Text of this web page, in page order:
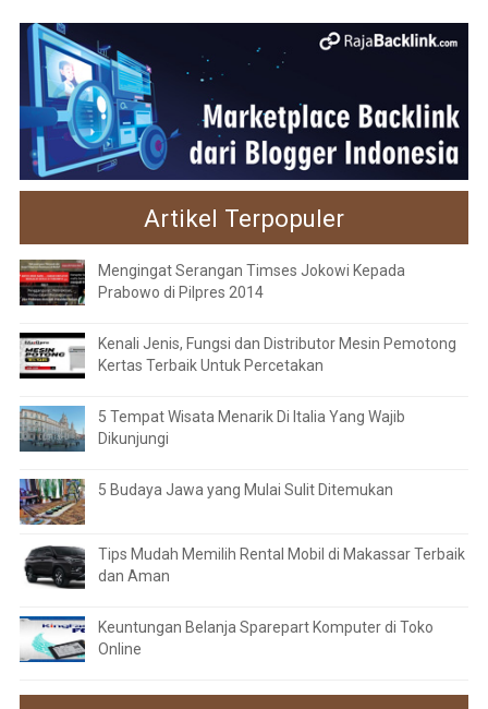
Artikel Terpopuler
Mengingat Serangan Timses Jokowi Kepada
Prabowo di Pilpres 2014
Kenali Jenis, Fungsi dan Distributor Mesin Pemotong
Kertas Terbaik Untuk Percetakan
5 Tempat Wisata Menarik Di Italia Yang Wajib
Dikunjungi
5 Budaya Jawa yang Mulai Sulit Ditemukan
Tips Mudah Memilih Rental Mobil di Makassar Terbaik
dan Aman
Keuntungan Belanja Sparepart Komputer di Toko
Online